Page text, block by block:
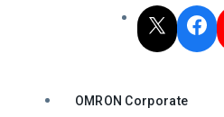
OMRON Corporate